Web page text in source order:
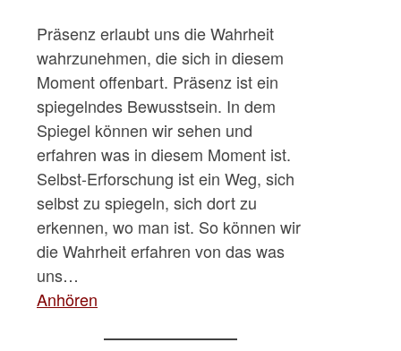
Präsenz erlaubt uns die Wahrheit
wahrzunehmen, die sich in diesem
Moment offenbart. Präsenz ist ein
spiegelndes Bewusstsein. In dem
Spiegel können wir sehen und
erfahren was in diesem Moment ist.
Selbst-Erforschung ist ein Weg, sich
selbst zu spiegeln, sich dort zu
erkennen, wo man ist. So können wir
die Wahrheit erfahren von das was
uns…
Anhören